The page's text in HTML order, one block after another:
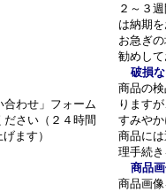
わせ」フォーム
さい（２４時間
ます）
２～３
は納期
お急ぎ
勧めし
破損
商品の
ります
すみや
商品に
理手続
商品
商品画